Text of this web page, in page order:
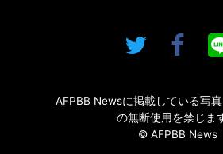
AFPBB Newsに掲載している写
の無断使用を禁じま
© AFPBB News